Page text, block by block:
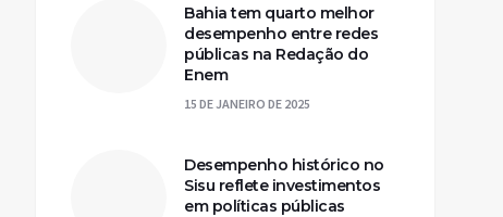
Bahia tem quarto melhor
desempenho entre redes
públicas na Redação do
Enem
15 DE JANEIRO DE 2025
Desempenho histórico no
Sisu reflete investimentos
em políticas públicas